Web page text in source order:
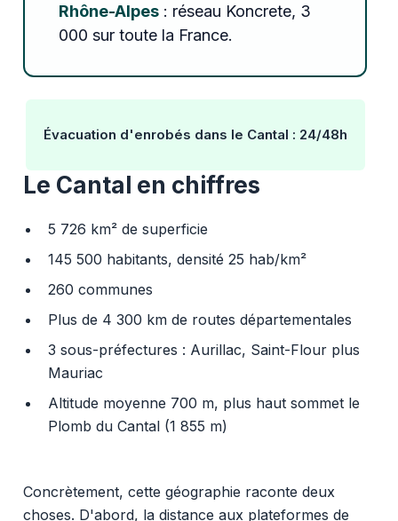
Rhône-Alpes: réseau Koncrete, 3
000 sur toute la France.
Évacuation d'enrobés dans le Cantal : 24/48h
Le Cantal en chiffres
5 726 km² de superficie
145 500 habitants, densité 25 hab/km²
260 communes
Plus de 4 300 km de routes départementales
3 sous-préfectures : Aurillac, Saint-Flour plus
Mauriac
Altitude moyenne 700 m, plus haut sommet le
Plomb du Cantal (1 855 m)
Concrètement, cette géographie raconte deux
choses. D'abord, la distance aux plateformes de